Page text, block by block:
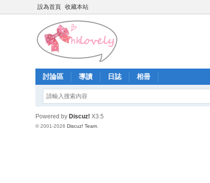
設為首頁 收藏本站
討論區 導讀 日誌 相冊
Powered by Discuz! X3.5
© 2001-2026 Discuz! Team